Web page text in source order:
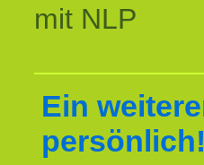
mit NLP
Ein
persönlich!